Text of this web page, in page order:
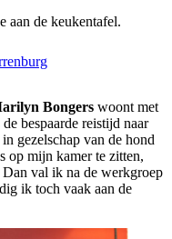
aan de keukentafel.
Bongers woont met
bespaarde reistijd naar
gezelschap van de hond
op mijn kamer te zitten,
Dan val ik na de werkgroep
ik toch vaak aan de